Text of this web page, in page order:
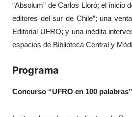
“Absolum” de Carlos Lloró; el inicio
editores del sur de Chile”; una
Editorial UFRO; y una inédita
espacios de Biblioteca Central y
Programa
Concurso “UFRO en 100 palabras”